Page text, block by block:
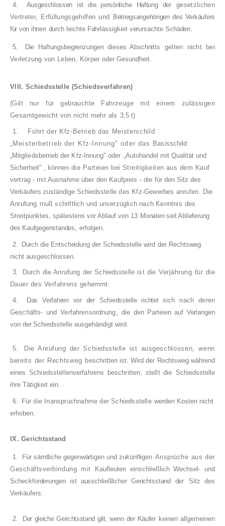
4. Ausgeschlossen ist die persönliche Haftung der
gesetzlichen
Vertreter, Erfüllungsgehilfen und Betriegsangehörigen des Verkäufers
für von ihnen durch leichte Fahrlässigkeit verursachte Schäden.
5. Die Haftungsbegrenzungen dieses Abschnitts
gelten nicht bei
Verletzung von Leben, Körper oder Gesundheit.
VIII. Schiedsstelle (Schiedsverfahren)
(Gilt nur für gebrauchte Fahrzeuge mit einem
zulässigen
Gesamtgewicht von nicht mehr als 3,5 t)
1.
Führt der Kfz-Betrieb das Meisterschild
„Meisterbetrieb der Kfz-Innung" oder das Basisschild
„Mitgliedsbetrieb der Kfz-Innung" oder
„Autohandel mit Qualität und
Sicherheit" , können die Parteien bei Streitigkeiten aus dem Kauf­
vertrag - mit Ausnahme über den Kaufpreis - die für den Sitz des
Verkäufers zuständige Schieds­stelle des Kfz-Gewerbes anrufen. Die
Anrufung muß schriftlich und unverzüglich nach Kenntnis des
Streitpunktes, spätestens vor Ablauf von 13 Monaten seit Ablieferung
des Kaufgegenstandes,
erfolgen.
2. Durch die Entscheidung der Schiedsstelle wird der Rechtsweg
nicht ausgeschlossen.
3. Durch die Anrufung der Schiedsstelle ist die Verjährung für die
Dauer des Verfahrens ge­ hemmt.
4. Das Verfahren vor der Schiedsstelle richtet sich
nach deren
Geschäfts- und Verfahrensordnung,
die den Parteien auf Verlangen
von der Schieds­stelle ausgehändigt wird.
5. Die Anrufung der Schiedsstelle ist ausge­schlossen, wenn
bereits der Rechtsweg be­schritten ist. Wird der Rechtsweg während
eines Schiedsstellenverfahrens beschritten, stellt die Schiedsstelle
ihre Tätigkeit ein.
6. Für die Inanspruchnahme der Schiedsstelle werden Kosten nicht
erhoben.
IX. Gerichtsstand
1. Für sämtliche gegenwärtigen und zukünftigen Ansprüche aus der
Geschäftsverbindung mit
Kaufleuten einschließlich Wechsel- und
Scheck­forderungen ist ausschließlicher Gerichtsstand der
Sitz des
Verkäufers.
2. Der gleiche Gerichtsstand gilt, wenn der Käufer keinen allgemeinen